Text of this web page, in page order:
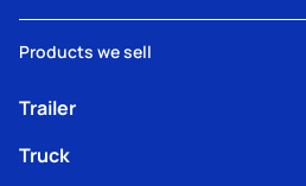
Products we sell
Trailer
Truck